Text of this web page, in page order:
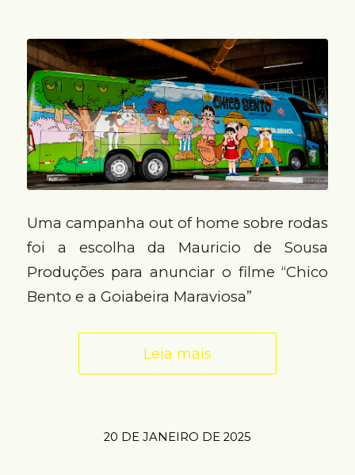
Uma campanha out of home sobre rodas
foi a escolha da Mauricio de Sousa
Produções para anunciar o filme “Chico
Bento e a Goiabeira Maraviosa”
Leia mais
20 DE JANEIRO DE 2025